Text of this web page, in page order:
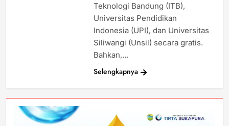
Teknologi Bandung (ITB),
Universitas Pendidikan
Indonesia (UPI), dan Universitas
Siliwangi (Unsil) secara gratis.
Bahkan,…
Selengkapnya